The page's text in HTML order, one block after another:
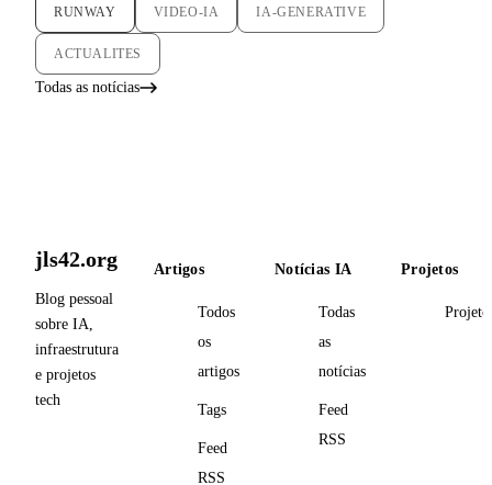
RUNWAY VIDEO-IA IA-GENERATIVE
ACTUALITES
Todas as notícias
jls42.org
Blog pessoal
sobre IA,
infraestrutura
e projetos
tech
Artigos
Todos
os
artigos
Tags
Feed
RSS
Notícias IA
Todas
as
notícias
Feed
RSS
Projetos